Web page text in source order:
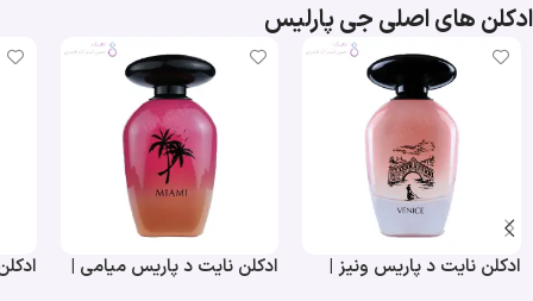
ادکلن های اصلی جی پارلیس
ادکلن نایت د پاریس ونیز |
ادکلن نایت د پاریس میامی |